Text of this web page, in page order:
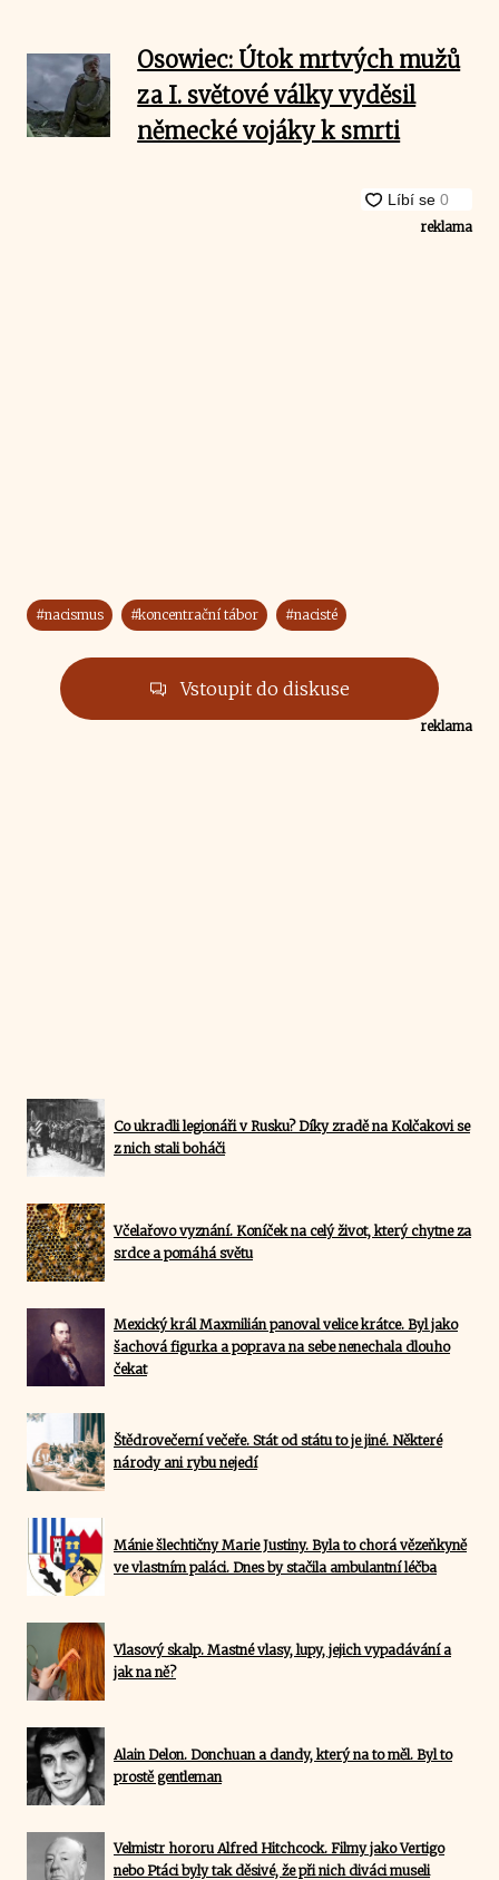
Osowiec: Útok mrtvých mužů
za I. světové války vyděsil
německé vojáky k smrti
reklama
#nacismus #koncentrační tábor #nacisté
Vstoupit do diskuse
reklama
Co ukradli legionáři v Rusku? Díky zradě na Kolčakovi se
z nich stali boháči
Včelařovo vyznání. Koníček na celý život, který chytne za
srdce a pomáhá světu
Mexický král Maxmilián panoval velice krátce. Byl jako
šachová figurka a poprava na sebe nenechala dlouho
čekat
Štědrovečerní večeře. Stát od státu to je jiné. Některé
národy ani rybu nejedí
Mánie šlechtičny Marie Justiny. Byla to chorá vězeňkyně
ve vlastním paláci. Dnes by stačila ambulantní léčba
Vlasový skalp. Mastné vlasy, lupy, jejich vypadávání a
jak na ně?
Alain Delon. Donchuan a dandy, který na to měl. Byl to
prostě gentleman
Velmistr hororu Alfred Hitchcock. Filmy jako Vertigo
nebo Ptáci byly tak děsivé, že při nich diváci museli